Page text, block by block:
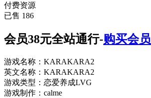
付费资源
已售 186
会员38元全站通行-购买会员
游戏名称：KARAKARA2
英文名称：KARAKARA2
游戏类型：恋爱养成LVG
游戏制作：calme